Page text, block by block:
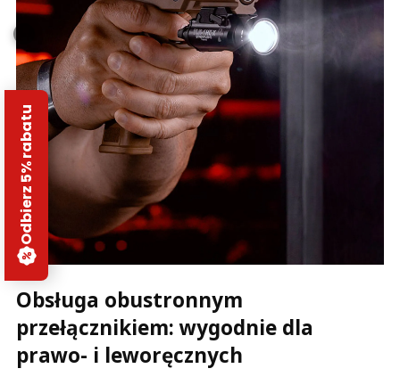
Obsługa obustronnym
przełącznikiem: wygodnie dla
prawo- i leworęcznych
Odbierz 5% rabatu